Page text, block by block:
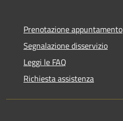
Prenotazione appuntamento
Segnalazione disservizio
Leggi le FAQ
Richiesta assistenza